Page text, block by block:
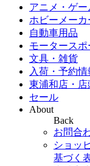
アニメ・ゲー
ホビーメーカ
自動車用品
モータースポ
文具・雑貨
入荷・予約情
東浦和店・店
セール
About
Back
お問合
ショッ
基づく